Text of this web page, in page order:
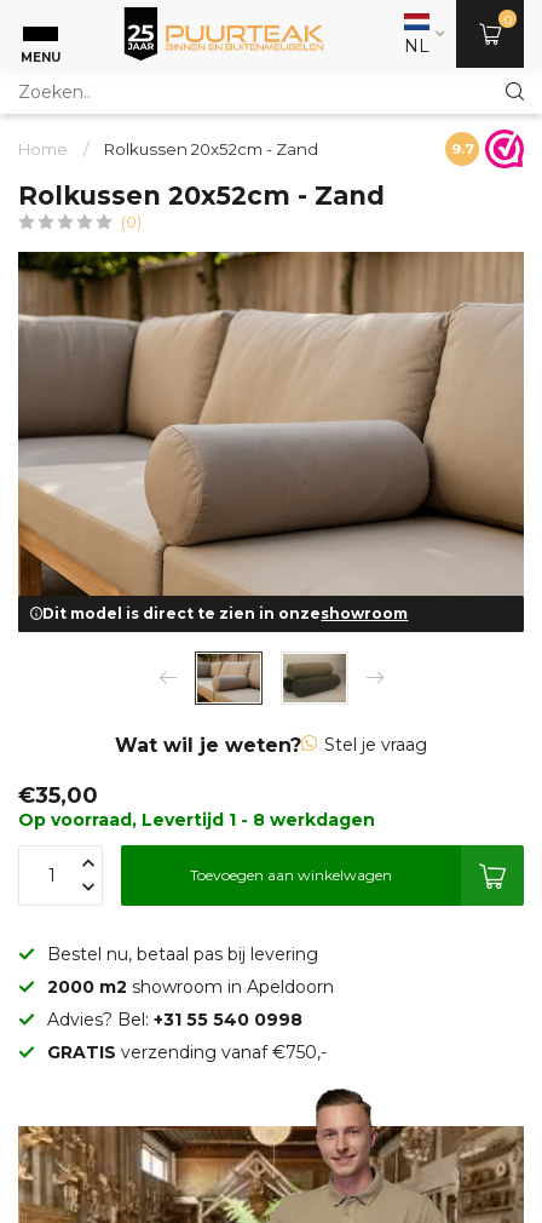
MENU NL
0
Home / Rolkussen 20x52cm - Zand 9.7
Rolkussen 20x52cm - Zand
(0)
Dit model is direct te zien in onzeshowroom
Wat wil je weten? Stel je vraag
€35,00
Op voorraad, Levertijd 1 - 8 werkdagen
Toevoegen aan winkelwagen
Bestel nu, betaal pas bij levering
2000 m2 showroom in Apeldoorn
Advies? Bel: +31 55 540 0998
GRATIS verzending vanaf €750,-